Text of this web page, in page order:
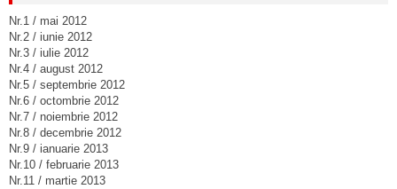
Nr.1 / mai 2012
Nr.2 / iunie 2012
Nr.3 / iulie 2012
Nr.4 / august 2012
Nr.5 / septembrie 2012
Nr.6 / octombrie 2012
Nr.7 / noiembrie 2012
Nr.8 / decembrie 2012
Nr.9 / ianuarie 2013
Nr.10 / februarie 2013
Nr.11 / martie 2013